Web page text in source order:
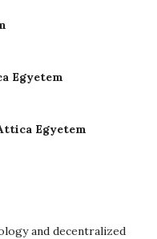
Egyetem
Egyetem
and decentralized